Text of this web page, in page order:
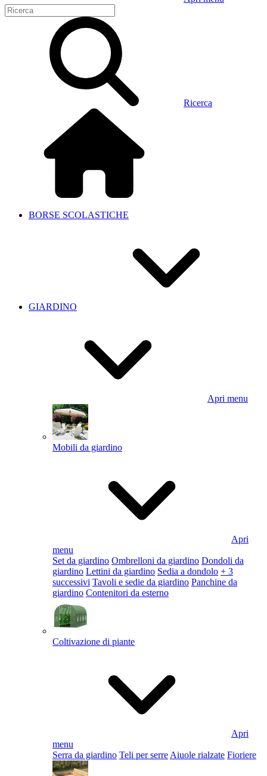
Ricerca
BORSE SCOLASTICHE
GIARDINO
Apri menu
Mobili da giardino
Apri
menu
Set da giardino Ombrelloni da giardino Dondoli da
giardino Lettini da giardino Sedia a dondolo + 3
successivi Tavoli e sedie da giardino Panchine da
giardino Contenitori da esterno
Coltivazione di piante
Apri
menu
Serra da giardino Teli per serre Aiuole rialzate Fioriere